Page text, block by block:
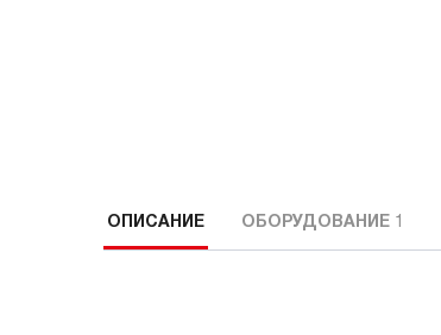
ОПИСАНИЕ ОБОРУДОВАНИЕ